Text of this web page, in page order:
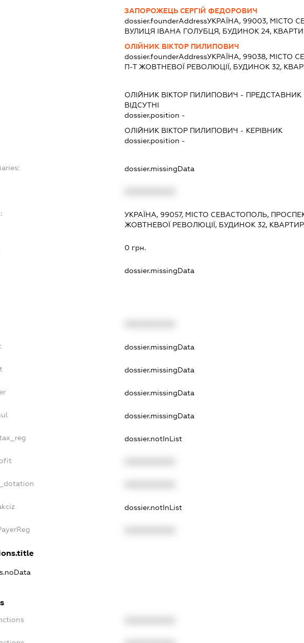
ЗАПОРОЖЕЦЬ СЕРГІЙ ФЕДОРОВИЧ
dossier.founderAddressУКРАЇНА, 99003, МІСТО
ВУЛИЦЯ ІВАНА ГОЛУБЦЯ, БУДИНОК 24,
ОЛІЙНИК ВІКТОР ПИЛИПОВИЧ
dossier.founderAddressУКРАЇНА, 99038, МІСТО
П-Т ЖОВТНЕВОЇ РЕВОЛЮЦІЇ, БУДИНОК 32,
ОЛІЙНИК ВІКТОР ПИЛИПОВИЧ - ПРЕДСТАВНИК
ВІДСУТНІ
dossier.position -
ОЛІЙНИК ВІКТОР ПИЛИПОВИЧ - КЕРІВНИК
dossier.position -
dossier.missingData
УКРАЇНА, 99057, МІСТО СЕВАСТОПОЛЬ,
ЖОВТНЕВОЇ РЕВОЛЮЦІЇ, БУДИНОК 32,
0 грн.
dossier.missingData
dossier.missingData
dossier.missingData
dossier.missingData
dossier.missingData
dossier.notInList
dossier.notInList